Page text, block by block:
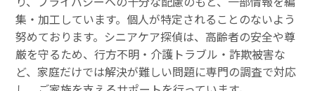
集・加工しています。個人が特定されることのないよう
努めております。シニアケア探偵は、高齢者の安全や尊
厳を守るため、行方不明・介護トラブル・詐欺被害な
ど、家庭だけでは解決が難しい問題に専門の調査で対応